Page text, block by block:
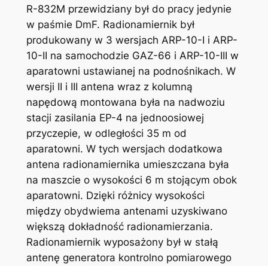
R-832M przewidziany był do pracy jedynie
w paśmie DmF. Radionamiernik był
produkowany w 3 wersjach ARP-10-I i ARP-
10-II na samochodzie GAZ-66 i ARP-10-III w
aparatowni ustawianej na podnośnikach. W
wersji II i III antena wraz z kolumną
napędową montowana była na nadwoziu
stacji zasilania EP-4 na jednoosiowej
przyczepie, w odległości 35 m od
aparatowni. W tych wersjach dodatkowa
antena radionamiernika umieszczana była
na maszcie o wysokości 6 m stojącym obok
aparatowni. Dzięki różnicy wysokości
między obydwiema antenami uzyskiwano
większą dokładność radionamierzania.
Radionamiernik wyposażony był w stałą
antenę generatora kontrolno pomiarowego